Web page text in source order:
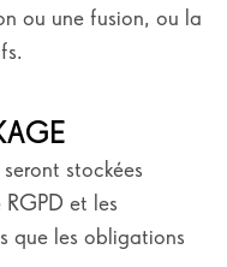
ou une fusion, ou la
stockées
et les
que les obligations